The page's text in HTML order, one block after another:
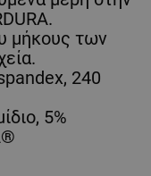
μήκους των
240
5%